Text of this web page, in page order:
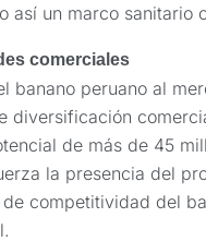
así un marco sanitario
comerciales
banano peruano al
diversificación
de más de 45
la presencia del
competitividad del